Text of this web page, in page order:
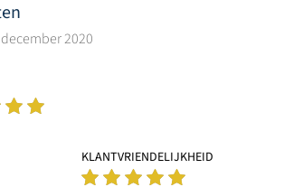
2020
KLANTVRIENDELIJKHEID